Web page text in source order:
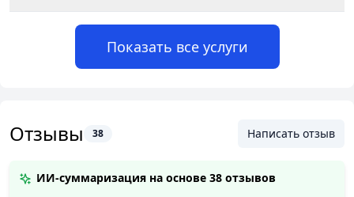
Показать все услуги
Отзывы 38 Написать отзыв
ИИ-суммаризация на основе 38 отзывов